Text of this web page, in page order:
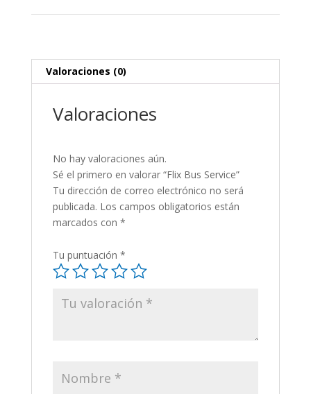
Valoraciones (0)
Valoraciones
No hay valoraciones aún.
Sé el primero en valorar “Flix Bus Service”
Tu dirección de correo electrónico no será
publicada. Los campos obligatorios están
marcados con *
Tu puntuación *